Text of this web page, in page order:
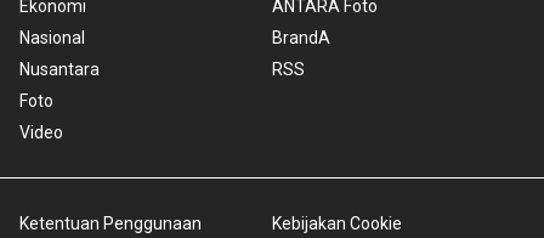
Ekonomi
Nasional
Nusantara
Foto
Video
ANTARA Foto
BrandA
RSS
Ketentuan Penggunaan Kebijakan Cookie